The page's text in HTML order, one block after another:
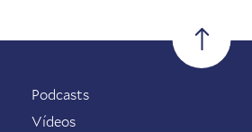
Podcasts
Vídeos